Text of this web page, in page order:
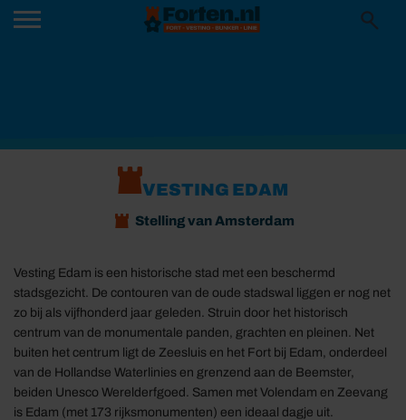
VESTING EDAM
Stelling van Amsterdam
Vesting Edam is een historische stad met een beschermd
stadsgezicht. De contouren van de oude stadswal liggen er nog net
zo bij als vijfhonderd jaar geleden. Struin door het historisch
centrum van de monumentale panden, grachten en pleinen. Net
buiten het centrum ligt de Zeesluis en het Fort bij Edam, onderdeel
van de Hollandse Waterlinies en grenzend aan de Beemster,
beiden Unesco Werelderfgoed. Samen met Volendam en Zeevang
is Edam (met 173 rijksmonumenten) een ideaal dagje uit.